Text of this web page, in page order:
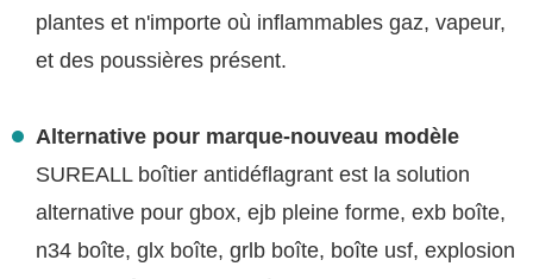
plantes et n'importe où inflammables gaz, vapeur,
et des poussières présent.
Alternative pour marque-nouveau modèle
SUREALL boîtier antidéflagrant est la solution
alternative pour gbox, ejb pleine forme, exb boîte,
n34 boîte, glx boîte, grlb boîte, boîte usf, explosion